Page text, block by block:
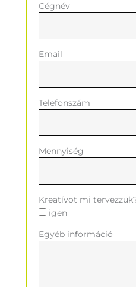
Cégnév
Email
Telefonszám
Mennyiség
Kreatívot mi
igen
Egyéb információ